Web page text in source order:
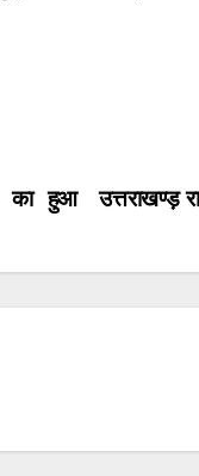
उत्तराखण्ड़
का हुआ